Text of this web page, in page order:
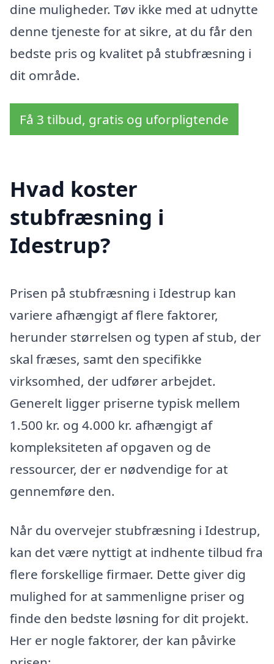
dine muligheder. Tøv ikke med at udnytte
denne tjeneste for at sikre, at du får den
bedste pris og kvalitet på stubfræsning i
dit område.
Få 3 tilbud, gratis og uforpligtende
Hvad koster
stubfræsning i
Idestrup?
Prisen på stubfræsning i Idestrup kan
variere afhængigt af flere faktorer,
herunder størrelsen og typen af stub, der
skal fræses, samt den specifikke
virksomhed, der udfører arbejdet.
Generelt ligger priserne typisk mellem
1.500 kr. og 4.000 kr. afhængigt af
kompleksiteten af opgaven og de
ressourcer, der er nødvendige for at
gennemføre den.
Når du overvejer stubfræsning i Idestrup,
kan det være nyttigt at indhente tilbud fra
flere forskellige firmaer. Dette giver dig
mulighed for at sammenligne priser og
finde den bedste løsning for dit projekt.
Her er nogle faktorer, der kan påvirke